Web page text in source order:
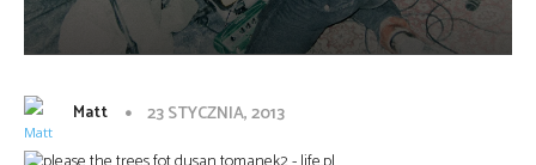
Matt 23 STYCZNIA, 2013